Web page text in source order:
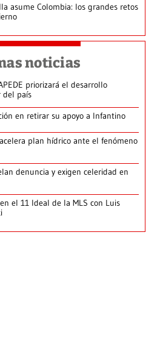
asume Colombia: los grandes retos
noticias
priorizará el desarrollo
del país
en retirar su apoyo a Infantino
plan hídrico ante el fenómeno
denuncia y exigen celeridad en
el 11 Ideal de la MLS con Luis